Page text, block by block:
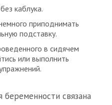
каблука.
приподнимать
подставку.
в сидячем
или выполнить
беременности связана